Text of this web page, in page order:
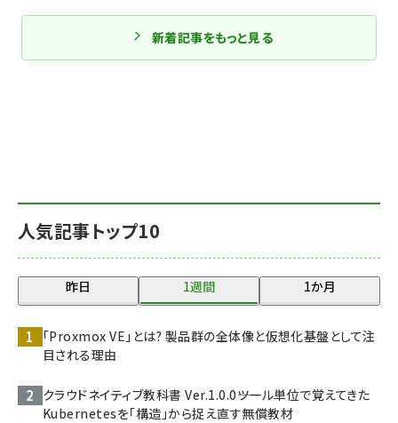
人気記事トップ10
昨日 1週間 1か月
「Proxmox VE」とは? 製品群の全体像と仮想化基盤として注
目される理由
クラウドネイティブ教科書 Ver.1.0.0――ツール単位で覚えてきた
Kubernetesを「構造」から捉え直す無償教材
新着記事をもっと見る